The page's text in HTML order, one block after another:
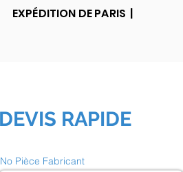
EXPÉDITION DE PARIS |
RAPIDE
No Pièce Fabricant